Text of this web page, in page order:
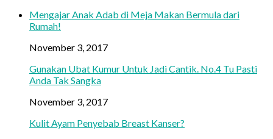
Mengajar Anak Adab di Meja Makan Bermula dari
Rumah!
November 3, 2017
Gunakan Ubat Kumur Untuk Jadi Cantik. No.4 Tu Pasti
Anda Tak Sangka
November 3, 2017
Kulit Ayam Penyebab Breast Kanser?